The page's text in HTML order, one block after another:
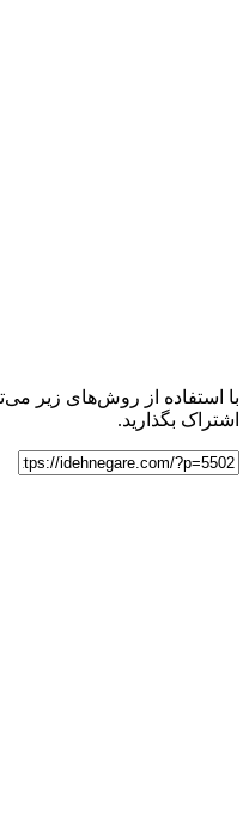
با استفاده از روش‌های زیر
اشتراک بگذارید.